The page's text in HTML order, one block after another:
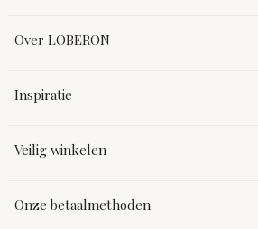
Over LOBERON
Inspiratie
Veilig winkelen
Onze betaalmethoden